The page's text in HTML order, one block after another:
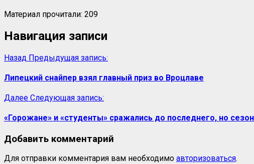
Материал прочитали: 209
Навигация записи
Назад Предыдущая запись:
Липецкий снайпер взял главный приз во Вроцлаве
Далее Следующая запись:
«Горожане» и «студенты» сражались до последнего, но
Добавить комментарий
Для отправки комментария вам необходимо авторизоваться.